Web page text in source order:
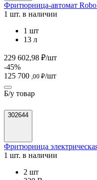
Фритюрница-автомат
1 шт. в наличии
1 шт
13 л
229 602,98 ₽/шт
-45%
125 700 ,00 ₽/шт
Б/у товар
302644
Фритюрница
1 шт. в наличии
2 шт